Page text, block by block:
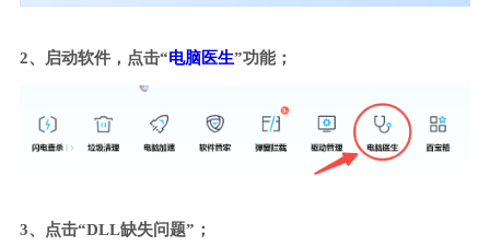
2、启动软件，点击“电脑医生”功能；
3、点击“DLL缺失问题”；